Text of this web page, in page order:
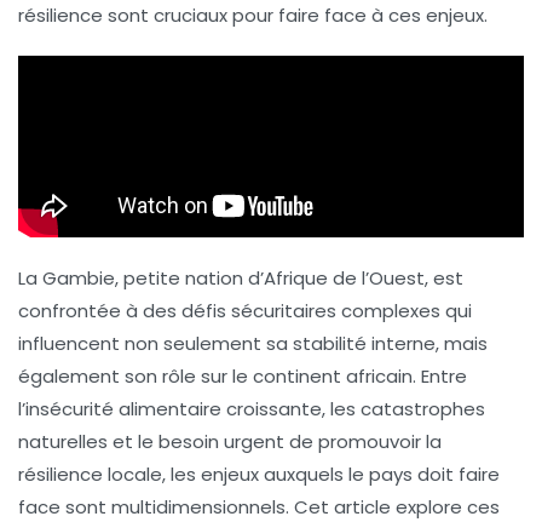
résilience sont cruciaux pour faire face à ces enjeux.
La Gambie, petite nation d’Afrique de l’Ouest, est
confrontée à des défis sécuritaires complexes qui
influencent non seulement sa stabilité interne, mais
également son rôle sur le continent africain. Entre
l’insécurité alimentaire croissante, les catastrophes
naturelles et le besoin urgent de promouvoir la
résilience locale, les enjeux auxquels le pays doit faire
face sont multidimensionnels. Cet article explore ces